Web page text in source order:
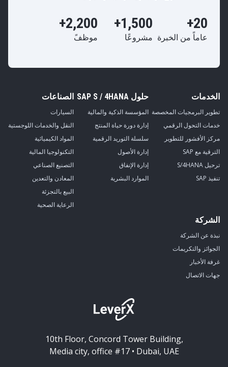
20+
عاماً من الخبرة
1,500+
مشروعًا
2,200+
موظفً
الخدمات
تطوير البرمجيات المخصصة
خدمات التحول الرقمي
مركز الأفشور للتطوير
الترقية مع SAP
ترحيل S/4HANA
تنفيذ SAP
حلول SAP S / 4HANA
المؤسسة الذكية والمالية
إدارة دورة حياة المنتج
سلسلة التوريد الرقمية
إدارة الأصول
إدارة الإنفاق
الموارد البشرية
الصناعات
السيارات
النقل والخدمات اللوجستية
المواد الكيميائية
التكنولوجيا المالية
التصنيع الصناعي
المعادن والتعدين
البيع بالتجزئة
الرعاية الصحية
الشركة
نبذة عن الشركة
الجوائز والتكريمات
غرفة الأخبار
جهات الاتصال
10th Floor, Concord Tower Building,
Media city, office #17 • Dubai, UAE